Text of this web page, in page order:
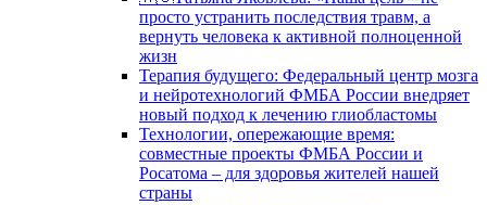
просто устранить последствия травм, а
вернуть человека к активной полноценной
жизн
Терапия будущего: Федеральный центр мозга
и нейротехнологий ФМБА России внедряет
новый подход к лечению глиобластомы
Технологии, опережающие время:
совместные проекты ФМБА России и
Росатома – для здоровья жителей нашей
страны